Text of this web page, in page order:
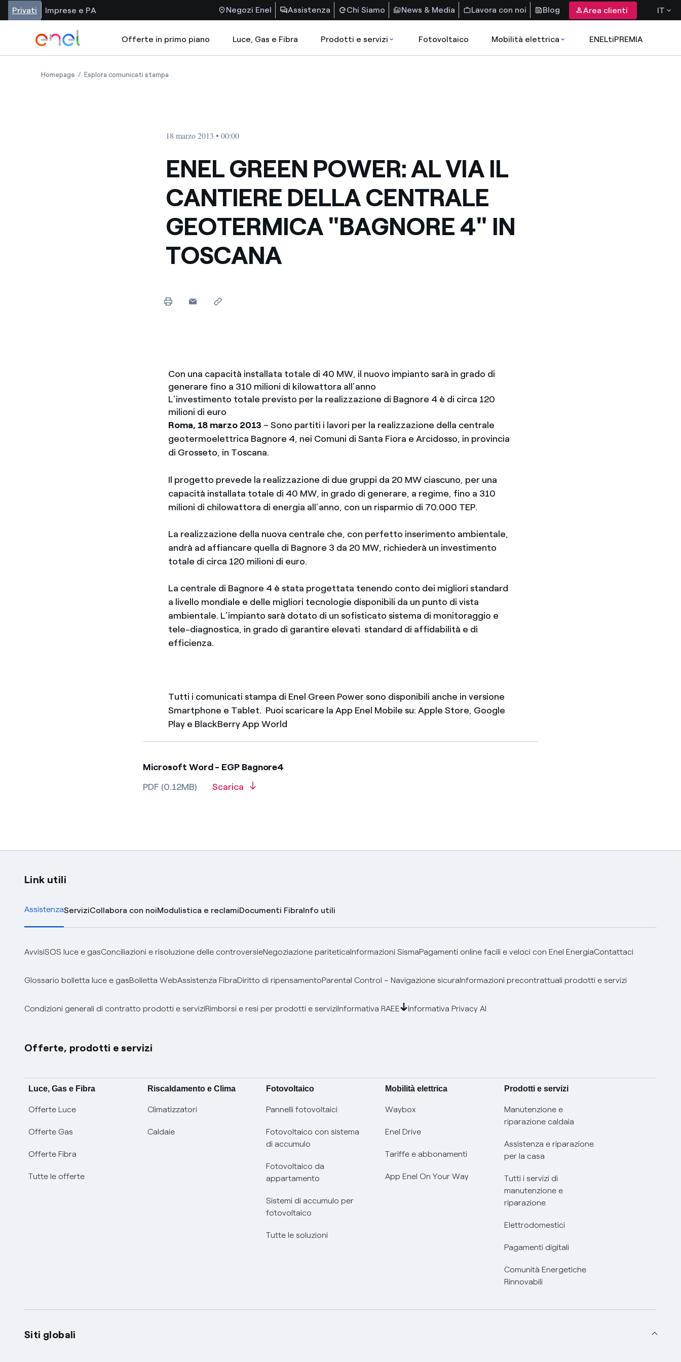
Privati Imprese e PA Negozi Enel Assistenza Chi Siamo News & Media Lavora con noi Blog Area clienti IT
Offerte in primo piano Luce, Gas e Fibra Prodotti e servizi Fotovoltaico Mobilità elettrica ENELtiPREMIA
Homepage Esplora comunicati stampa
18 marzo 2013 • 00:00
ENEL GREEN POWER: AL VIA IL
CANTIERE DELLA CENTRALE
GEOTERMICA "BAGNORE 4" IN
TOSCANA
Con una capacità installata totale di 40 MW, il nuovo impianto sarà in grado di
generare fino a 310 milioni di kilowattora all’anno
L’investimento totale previsto per la realizzazione di Bagnore 4 è di circa 120
milioni di euro
Roma, 18 marzo 2013 – Sono partiti i lavori per la realizzazione della centrale
geotermoelettrica Bagnore 4, nei Comuni di Santa Fiora e Arcidosso, in provincia
di Grosseto, in Toscana.
Il progetto prevede la realizzazione di due gruppi da 20 MW ciascuno, per una
capacità installata totale di 40 MW, in grado di generare, a regime, fino a 310
milioni di chilowattora di energia all’anno, con un risparmio di 70.000 TEP.
La realizzazione della nuova centrale che, con perfetto inserimento ambientale,
andrà ad affiancare quella di Bagnore 3 da 20 MW, richiederà un investimento
totale di circa 120 milioni di euro.
La centrale di Bagnore 4 è stata progettata tenendo conto dei migliori standard
a livello mondiale e delle migliori tecnologie disponibili da un punto di vista
ambientale. L’impianto sarà dotato di un sofisticato sistema di monitoraggio e
tele-diagnostica, in grado di garantire elevati standard di affidabilità e di
efficienza.
Tutti i comunicati stampa di Enel Green Power sono disponibili anche in versione
Smartphone e Tablet. Puoi scaricare la App Enel Mobile su: Apple Store, Google
Play e BlackBerry App World
Microsoft Word - EGP Bagnore4
PDF (0.12MB)
Scarica
Link utili
AssistenzaServiziCollabora con noiModulistica e reclamiDocumenti FibraInfo utili
AvvisiSOS luce e gasConciliazioni e risoluzione delle controversieNegoziazione pariteticaInformazioni SismaPagamenti online facili e veloci con Enel EnergiaContattaci
Glossario bolletta luce e gasBolletta WebAssistenza FibraDiritto di ripensamentoParental Control – Navigazione sicuraInformazioni precontrattuali prodotti e servizi
Condizioni generali di contratto prodotti e serviziRimborsi e resi per prodotti e serviziInformativa RAEE Informativa Privacy AI
Offerte, prodotti e servizi
Luce, Gas e Fibra
Offerte Luce
Offerte Gas
Offerte Fibra
Tutte le offerte
Riscaldamento e Clima
Climatizzatori
Caldaie
Fotovoltaico
Pannelli fotovoltaici
Fotovoltaico con sistema
di accumulo
Fotovoltaico da
appartamento
Sistemi di accumulo per
fotovoltaico
Tutte le soluzioni
Mobilità elettrica
Waybox
Enel Drive
Tariffe e abbonamenti
App Enel On Your Way
Prodotti e servizi
Manutenzione e
riparazione caldaia
Assistenza e riparazione
per la casa
Tutti i servizi di
manutenzione e
riparazione
Elettrodomestici
Pagamenti digitali
Comunità Energetiche
Rinnovabili
Siti globali